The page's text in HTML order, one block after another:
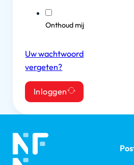
Onthoud mij
Uw wachtwoord
vergeten?
Inloggen